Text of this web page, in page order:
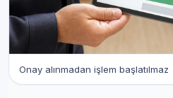
Onay alınmadan işlem başlatılmaz